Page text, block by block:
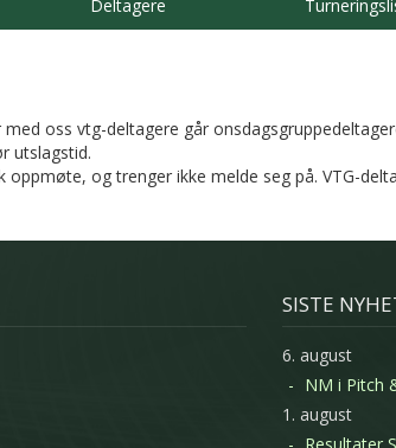
Deltagere
oss vtg-deltagere går
utslagstid.
oppmøte, og trenger ikke melde seg på. VTG-
SISTE
6. august
NM i Pitch
1. august
Resultater